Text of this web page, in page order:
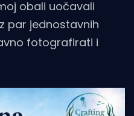
obali uočavali
par jednostavnih
fotografirati i